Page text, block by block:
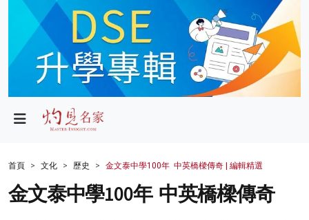
政局
財經
生活
首頁 文化 歷史 金文泰中學100年 中英橋樑傳奇 | 編輯精選
金文泰中學100年 中英橋樑傳奇